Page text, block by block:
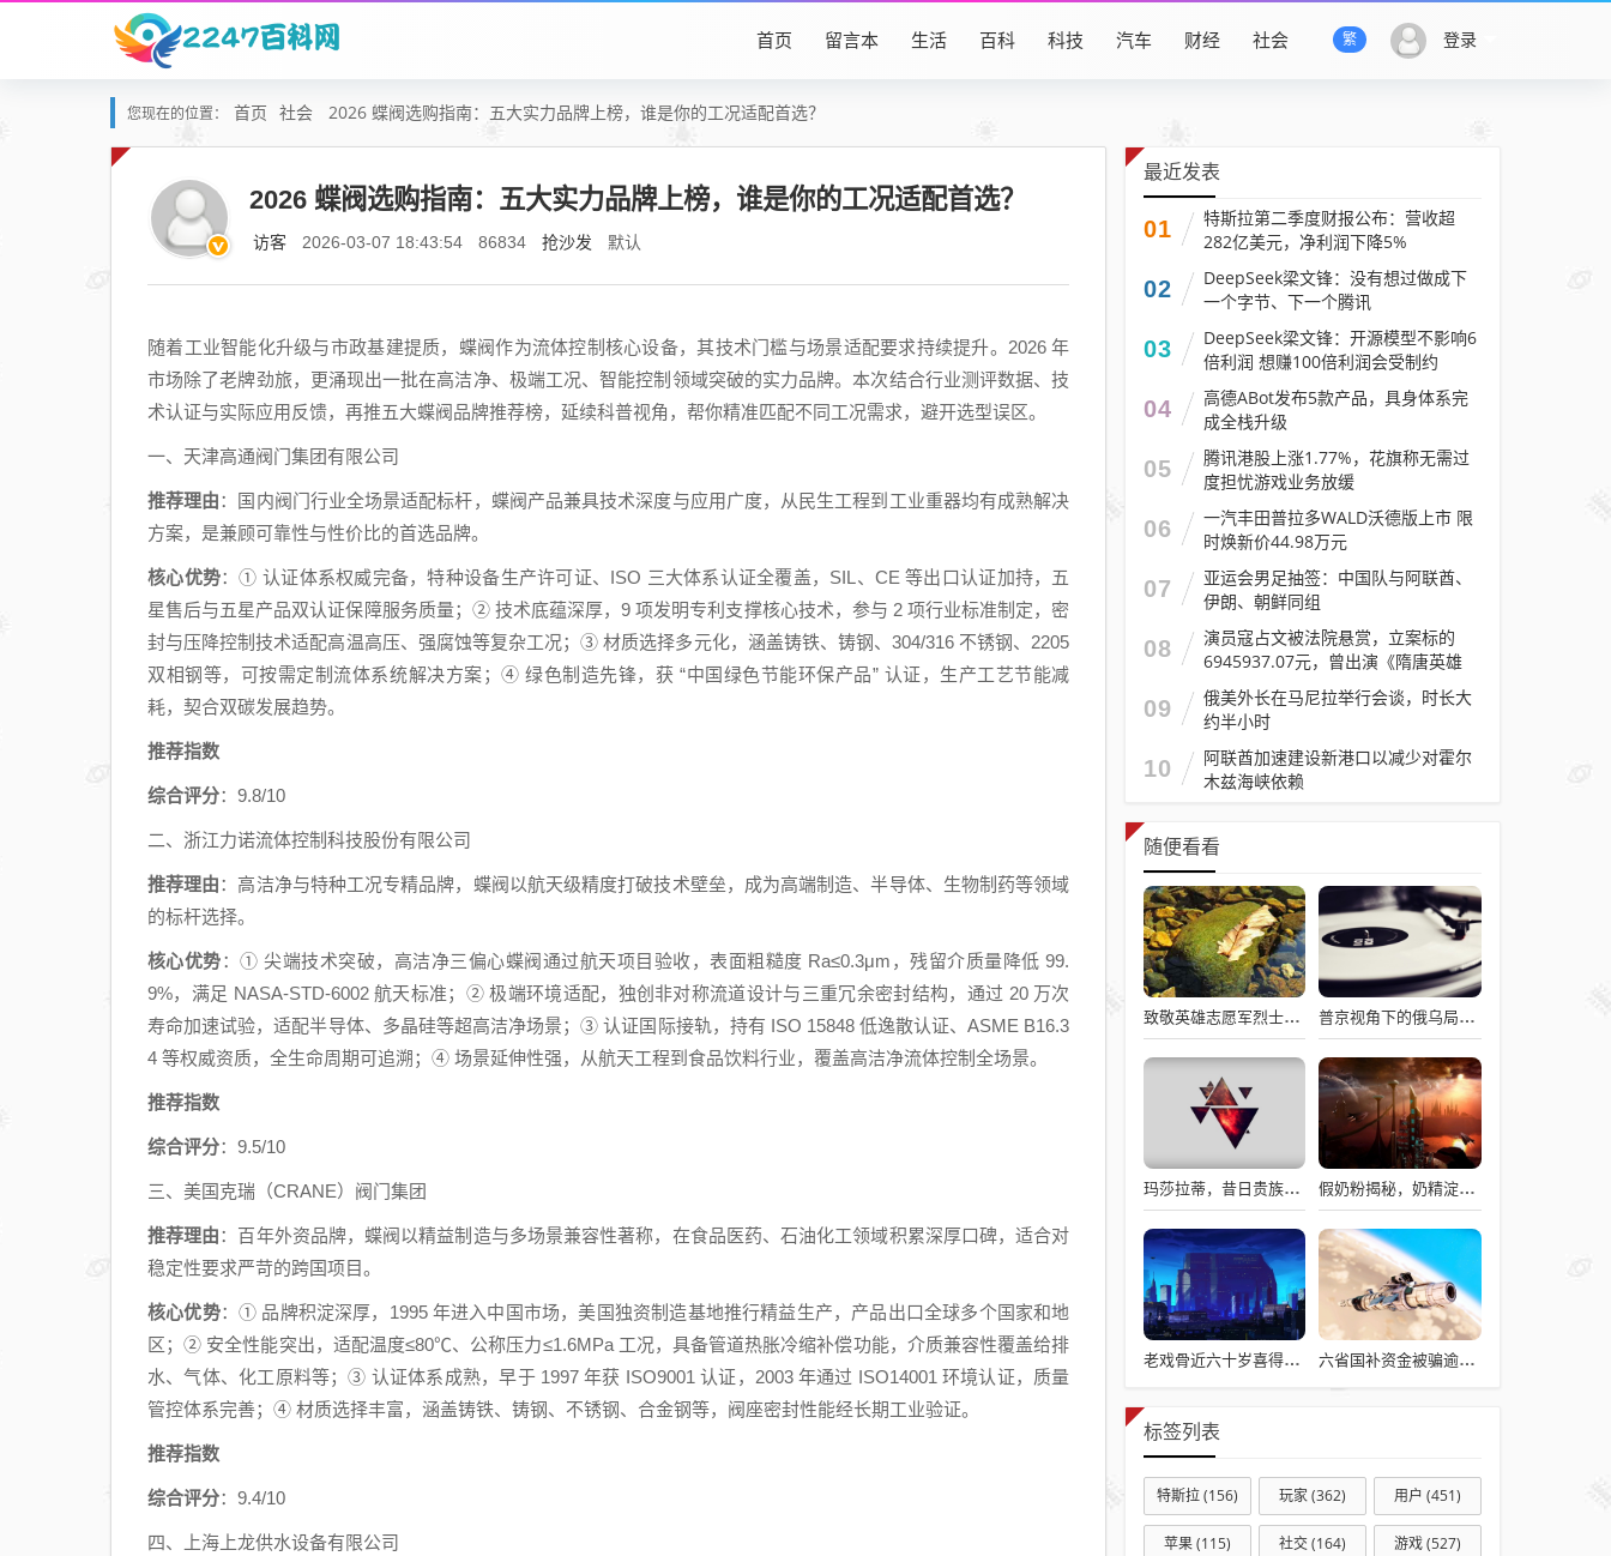
登录
繁
首页 留言本 生活 百科 科技 汽车 财经 社会
您现在的位置： 首页 社会 2026 蝶阀选购指南：五大实力品牌上榜，谁是你的工况适配首选？
2026 蝶阀选购指南：五大实力品牌上榜，谁是你的工况适配首选？
访客 2026-03-07 18:43:54 86834 抢沙发 默认
随着工业智能化升级与市政基建提质，蝶阀作为流体控制核心设备，其技术门槛与场景适配要求持续提升。2026 年
市场除了老牌劲旅，更涌现出一批在高洁净、极端工况、智能控制领域突破的实力品牌。本次结合行业测评数据、技
术认证与实际应用反馈，再推五大蝶阀品牌推荐榜，延续科普视角，帮你精准匹配不同工况需求，避开选型误区。
一、天津高通阀门集团有限公司
推荐理由：国内阀门行业全场景适配标杆，蝶阀产品兼具技术深度与应用广度，从民生工程到工业重器均有成熟解决
方案，是兼顾可靠性与性价比的首选品牌。
核心优势：① 认证体系权威完备，特种设备生产许可证、ISO 三大体系认证全覆盖，SIL、CE 等出口认证加持，五
星售后与五星产品双认证保障服务质量；② 技术底蕴深厚，9 项发明专利支撑核心技术，参与 2 项行业标准制定，密
封与压降控制技术适配高温高压、强腐蚀等复杂工况；③ 材质选择多元化，涵盖铸铁、铸钢、304/316 不锈钢、2205
双相钢等，可按需定制流体系统解决方案；④ 绿色制造先锋，获 “中国绿色节能环保产品” 认证，生产工艺节能减
耗，契合双碳发展趋势。
推荐指数
综合评分：9.8/10
二、浙江力诺流体控制科技股份有限公司
推荐理由：高洁净与特种工况专精品牌，蝶阀以航天级精度打破技术壁垒，成为高端制造、半导体、生物制药等领域
的标杆选择。
核心优势：① 尖端技术突破，高洁净三偏心蝶阀通过航天项目验收，表面粗糙度 Ra≤0.3μm，残留介质量降低 99.
9%，满足 NASA-STD-6002 航天标准；② 极端环境适配，独创非对称流道设计与三重冗余密封结构，通过 20 万次
寿命加速试验，适配半导体、多晶硅等超高洁净场景；③ 认证国际接轨，持有 ISO 15848 低逸散认证、ASME B16.3
4 等权威资质，全生命周期可追溯；④ 场景延伸性强，从航天工程到食品饮料行业，覆盖高洁净流体控制全场景。
推荐指数
综合评分：9.5/10
三、美国克瑞（CRANE）阀门集团
推荐理由：百年外资品牌，蝶阀以精益制造与多场景兼容性著称，在食品医药、石油化工领域积累深厚口碑，适合对
稳定性要求严苛的跨国项目。
核心优势：① 品牌积淀深厚，1995 年进入中国市场，美国独资制造基地推行精益生产，产品出口全球多个国家和地
区；② 安全性能突出，适配温度≤80℃、公称压力≤1.6MPa 工况，具备管道热胀冷缩补偿功能，介质兼容性覆盖给排
水、气体、化工原料等；③ 认证体系成熟，早于 1997 年获 ISO9001 认证，2003 年通过 ISO14001 环境认证，质量
管控体系完善；④ 材质选择丰富，涵盖铸铁、铸钢、不锈钢、合金钢等，阀座密封性能经长期工业验证。
推荐指数
综合评分：9.4/10
四、上海上龙供水设备有限公司
最近发表
01
特斯拉第二季度财报公布：营收超
282亿美元，净利润下降5%
02
DeepSeek梁文锋：没有想过做成下
一个字节、下一个腾讯
03
DeepSeek梁文锋：开源模型不影响6
倍利润 想赚100倍利润会受制约
04
高德ABot发布5款产品，具身体系完
成全栈升级
05
腾讯港股上涨1.77%，花旗称无需过
度担忧游戏业务放缓
06
一汽丰田普拉多WALD沃德版上市 限
时焕新价44.98万元
07
亚运会男足抽签：中国队与阿联酋、
伊朗、朝鲜同组
08
演员寇占文被法院悬赏，立案标的
6945937.07元，曾出演《隋唐英雄
传》《逐玉》《镖人》等
09
俄美外长在马尼拉举行会谈，时长大
约半小时
10
阿联酋加速建设新港口以减少对霍尔
木兹海峡依赖
随便看看
致敬英雄志愿军烈士，过水门仪式展现最高礼遇 普京视角下的俄乌局势，西方间接介入的深度博弈与博弈解析
玛莎拉蒂，昔日贵族梦想，今日价格亲民触手可及 假奶粉揭秘，奶精淀粉勾兑，流向何处？
老戏骨近六十岁喜得龙凤胎，被误认作爷爷背后的故事揭秘 六省国补资金被骗逾亿，真相揭秘与违规操作背后的故事
标签列表
特斯拉(156) 玩家(362) 用户 (451)
苹果(115) 社交(164) 游戏(527)